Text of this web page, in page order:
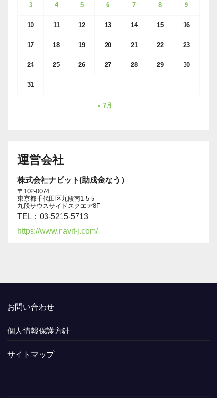
3 4 5 6 7 8 9
10 11 12 13 14 15 16
17 18 19 20 21 22 23
24 25 26 27 28 29 30
31
« 7月
運営会社
株式会社ナビット(助成金なう）
〒102-0074
東京都千代田区九段南1-5-5
九段サウスサイドスクエア8F
TEL：03-5215-5713
https://www.navit-j.com/
お問い合わせ
個人情報保護方針
サイトマップ